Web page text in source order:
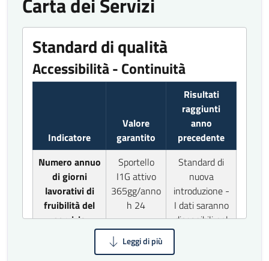
Standard di qualità
Accessibilità - Continuità
Indicatore
Valore
garantito
Risultati
raggiunti
anno
precedente
Numero annuo
di giorni
lavorativi di
fruibilità del
servizio
Sportello
I1G attivo
365gg/anno
h 24
Standard di
nuova
introduzione -
I dati saranno
disponibili nel